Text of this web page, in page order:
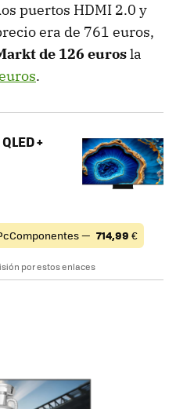
puertos HDMI 2.0 y
era de 761 euros,
de 126 eurosla
.
+
— 714,99 €
por estos enlaces